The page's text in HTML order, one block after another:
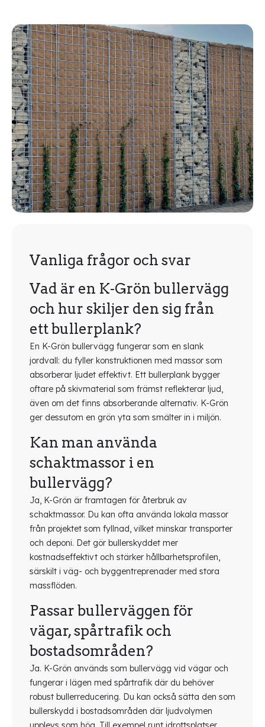
Vanliga frågor och svar
Vad är en K-Grön bullervägg
och hur skiljer den sig från
ett bullerplank?
En K-Grön bullervägg fungerar som en slank
jordvall: du fyller konstruktionen med massor som
absorberar ljudet effektivt. Ett bullerplank bygger
oftare på skivmaterial som främst reflekterar ljud,
även om det finns absorberande alternativ. K-Grön
ger dessutom en grön yta som smälter in i miljön.
Kan man använda
schaktmassor i en
bullervägg?
Ja, K-Grön är framtagen för återbruk av
schaktmassor. Du kan ofta använda lokala massor
från projektet som fyllnad, vilket minskar transporter
och deponi. Det gör bullerskyddet mer
kostnadseffektivt och stärker hållbarhetsprofilen,
särskilt i väg- och byggentreprenader med stora
massflöden.
Passar bullerväggen för
vägar, spårtrafik och
bostadsområden?
Ja. K-Grön används som bullervägg vid vägar och
fungerar i lägen med spårtrafik där du behöver
robust bullerreducering. Du kan också sätta den som
bullerskydd i bostadsområden där ljudvolymen